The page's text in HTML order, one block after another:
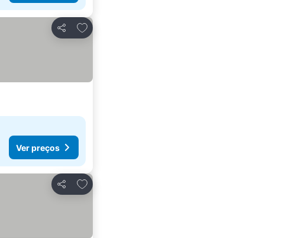
Partilhar
Adicionar aos favoritos
Ver preços
Partilhar
Adicionar aos favoritos